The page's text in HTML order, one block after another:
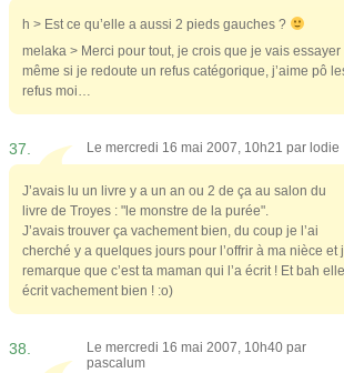
h > Est ce qu’elle a aussi 2 pieds gauches ?
melaka > Merci pour tout, je crois que je vais essayer
même si je redoute un refus catégorique, j’aime pô
refus moi…
37. Le mercredi 16 mai 2007, 10h21 par lodie
J’avais lu un livre y a un an ou 2 de ça au salon du
livre de Troyes : "le monstre de la purée".
J’avais trouver ça vachement bien, du coup je l’ai
cherché y a quelques jours pour l’offrir à ma nièce et
remarque que c’est ta maman qui l’a écrit ! Et bah elle
écrit vachement bien ! :o)
38.
Le mercredi 16 mai 2007, 10h40 par
pascalum